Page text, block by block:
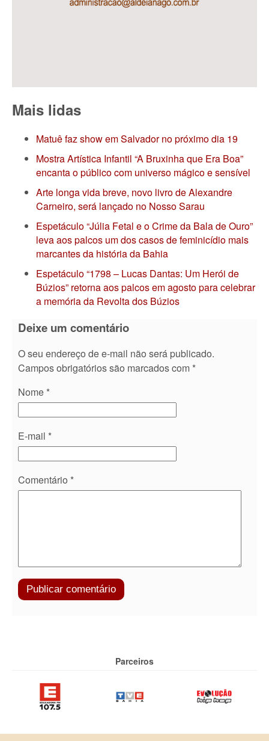
Mais lidas
Matuê faz show em Salvador no próximo dia 19
Mostra Artística Infantil “A Bruxinha que Era Boa”
encanta o público com universo mágico e sensível
Arte longa vida breve, novo livro de Alexandre
Carneiro, será lançado no Nosso Sarau
Espetáculo “Júlia Fetal e o Crime da Bala de Ouro”
leva aos palcos um dos casos de feminicídio mais
marcantes da história da Bahia
Espetáculo “1798 – Lucas Dantas: Um Herói de
Búzios” retorna aos palcos em agosto para celebrar
a memória da Revolta dos Búzios
Deixe um comentário
O seu endereço de e-mail não será publicado.
Campos obrigatórios são marcados com *
Nome *
E-mail *
Comentário *
Parceiros